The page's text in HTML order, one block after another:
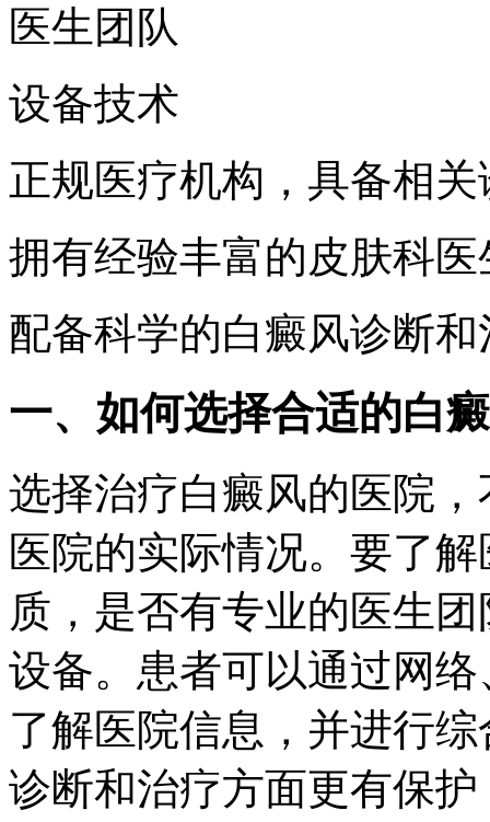
医生团队
设备技术
正规医疗机构，具备相
拥有经验丰富的皮肤科
配备科学的白癜风诊断
一、如何选择合适的白
选择治疗白癜风的医院
医院的实际情况。要了
质，是否有专业的医生
设备。患者可以通过网
了解医院信息，并进行
诊断和治疗方面更有保